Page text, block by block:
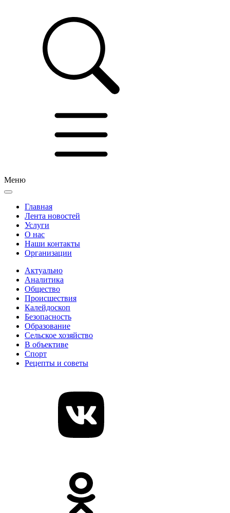
Меню
Главная
Лента новостей
Услуги
О нас
Наши контакты
Организации
Актуально
Аналитика
Общество
Происшествия
Калейдоскоп
Безопасность
Образование
Сельское хозяйство
В объективе
Спорт
Рецепты и советы